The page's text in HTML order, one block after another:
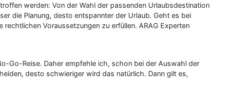
werden: Von der Wahl der passenden Urlaubsdestination
die Planung, desto entspannter der Urlaub. Geht es bei
Voraussetzungen zu erfüllen. ARAG Experten
Go-Reise. Daher empfehle ich, schon bei der Auswahl der
desto schwieriger wird das natürlich. Dann gilt es,